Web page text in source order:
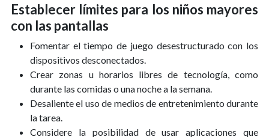
Establecer límites para los niños mayores
con las pantallas
Fomentar el tiempo de juego desestructurado con los
dispositivos desconectados.
Crear zonas u horarios libres de tecnología, como
durante las comidas o una noche a la semana.
Desaliente el uso de medios de entretenimiento durante
la tarea.
Considere la posibilidad de usar aplicaciones que